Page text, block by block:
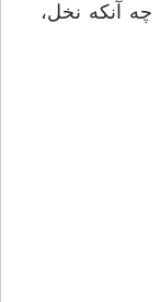
آنکه نخل،